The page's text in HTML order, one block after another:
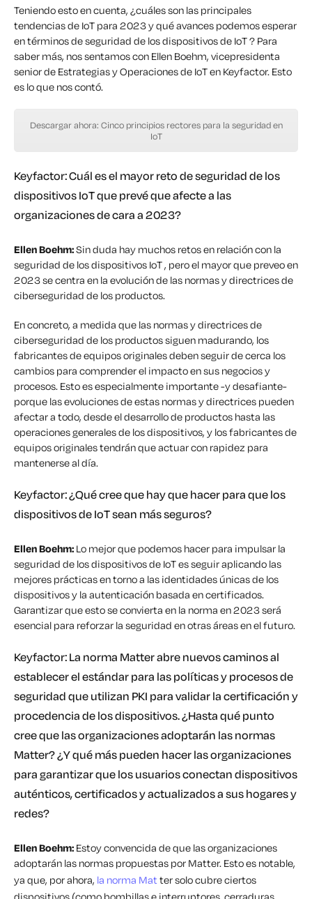
Teniendo esto en cuenta, ¿cuáles son las principales
tendencias de IoT para 2023 y qué avances podemos esperar
en términos de seguridad de los dispositivos de IoT ? Para
saber más, nos sentamos con Ellen Boehm, vicepresidenta
senior de Estrategias y Operaciones de IoT en Keyfactor. Esto
es lo que nos contó.
Descargar ahora: Cinco principios rectores para la seguridad en
IoT
Keyfactor: Cuál es el mayor reto de seguridad de los
dispositivos IoT que prevé que afecte a las
organizaciones de cara a 2023?
Ellen Boehm:Sin duda hay muchos retos en relación con la
seguridad de los dispositivos IoT , pero el mayor que preveo en
2023 se centra en la evolución de las normas y directrices de
ciberseguridad de los productos.
En concreto, a medida que las normas y directrices de
ciberseguridad de los productos siguen madurando, los
fabricantes de equipos originales deben seguir de cerca los
cambios para comprender el impacto en sus negocios y
procesos. Esto es especialmente importante -y desafiante-
porque las evoluciones de estas normas y directrices pueden
afectar a todo, desde el desarrollo de productos hasta las
operaciones generales de los dispositivos, y los fabricantes de
equipos originales tendrán que actuar con rapidez para
mantenerse al día.
Keyfactor: ¿Qué cree que hay que hacer para que los
dispositivos de IoT sean más seguros?
Ellen Boehm: Lo mejor que podemos hacer para impulsar la
seguridad de los dispositivos de IoT es seguir aplicando las
mejores prácticas en torno a las identidades únicas de los
dispositivos y la autenticación basada en certificados.
Garantizar que esto se convierta en la norma en 2023 será
esencial para reforzar la seguridad en otras áreas en el futuro.
Keyfactor: La norma Matter abre nuevos caminos al
establecer el estándar para las políticas y procesos de
seguridad que utilizan PKI para validar la certificación y
procedencia de los dispositivos. ¿Hasta qué punto
cree que las organizaciones adoptarán las normas
Matter? ¿Y qué más pueden hacer las organizaciones
para garantizar que los usuarios conectan dispositivos
auténticos, certificados y actualizados a sus hogares y
redes?
Ellen Boehm: Estoy convencida de que las organizaciones
adoptarán las normas propuestas por Matter. Esto es notable,
ya que, por ahora, la norma Matter solo cubre ciertos